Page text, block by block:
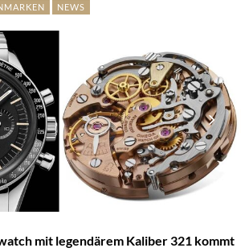
NEWS
mit legendärem Kaliber 321 kommt